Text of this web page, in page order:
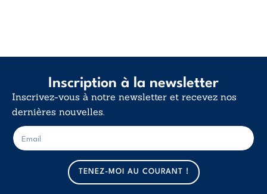
Inscription à la newsletter
Inscrivez-vous à notre newsletter et recevez nos
dernières nouvelles.
m
a
i
l
E
-
m
TENEZ-MOI AU COURANT !